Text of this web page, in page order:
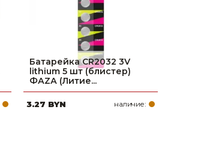
Батарейка CR2032 3V
lithium 5 шт (блистер)
ФАZА (Литие...
3.27 BYN наличие: